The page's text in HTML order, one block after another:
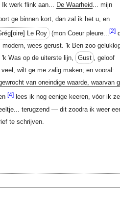
werk flink aan... De Waarheid... mijn
ge binnen kort, dan zal ik het u, en
Le Roy (mon Coeur pleure...[2]
modern, wees gerust. 'k Ben zoo
'k Was op de uiterste lijn, Gust , geloof
wilt ge me zalig maken; en vooral:
van oneindige waarde, waarvan
[4]lees ik nog eenige keeren, vóor ik
terugzend — dit zoodra ik weer
te schrijven.